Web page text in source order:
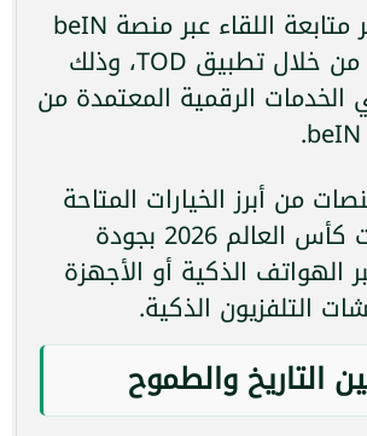
يمكن للجماهير متابعة اللقاء عبر منصة beIN
CONNECT أو من خلال تطبيق TOD، وذلك
الرقمية المعتمدة من
من أبرز الخيارات المتاحة
لمتابعة مباريات كأس العالم 2026 بجودة
الهواتف الذكية أو الأجهزة
التلفزيون الذكية.
التاريخ والطموح